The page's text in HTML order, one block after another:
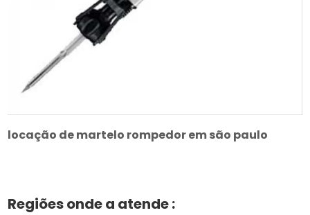
locação de martelo rompedor em são paulo
Regiões onde a atende :